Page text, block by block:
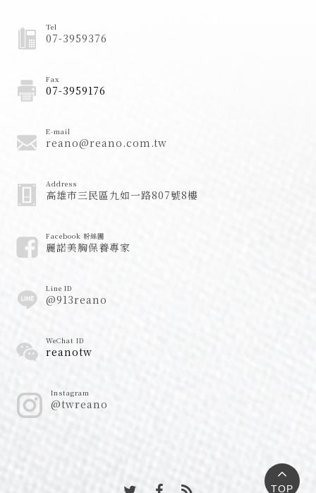
TOP
Tel
07-3959376
Fax
07-3959176
E-mail
reano@reano.com.tw
Address
高雄市三民區九如一路807號8樓
Facebook 粉絲團
麗諾美胸保養專家
Line ID
@913reano
WeChat ID
reanotw
Instagram
@twreano